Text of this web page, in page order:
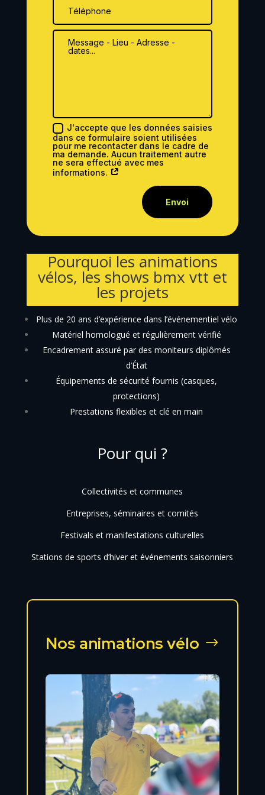
J'accepte que les données saisies
dans ce formulaire soient utilisées
pour me recontacter dans le cadre de
ma demande. Aucun traitement autre
ne sera effectué avec mes
informations.
Envoi
Pourquoi les animations
vélos, les shows bmx vtt et
les projets
Plus de 20 ans d’expérience dans l’événementiel vélo
Matériel homologué et régulièrement vérifié
Encadrement assuré par des moniteurs diplômés
d’État
Équipements de sécurité fournis (casques,
protections)
Prestations flexibles et clé en main
Pour qui ?
Collectivités et communes
Entreprises, séminaires et comités
Festivals et manifestations culturelles
Stations de sports d’hiver et événements saisonniers
Nos animations vélo